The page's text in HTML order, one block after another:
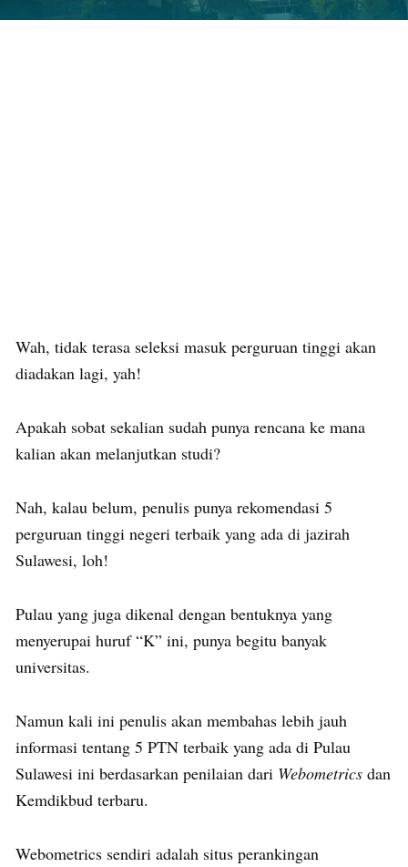
Wah, tidak terasa seleksi masuk perguruan tinggi akan
diadakan lagi, yah!
Apakah sobat sekalian sudah punya rencana ke mana
kalian akan melanjutkan studi?
Nah, kalau belum, penulis punya rekomendasi 5
perguruan tinggi negeri terbaik yang ada di jazirah
Sulawesi, loh!
Pulau yang juga dikenal dengan bentuknya yang
menyerupai huruf “K” ini, punya begitu banyak
universitas.
Namun kali ini penulis akan membahas lebih jauh
informasi tentang 5 PTN terbaik yang ada di Pulau
Sulawesi ini berdasarkan penilaian dari Webometrics dan
Kemdikbud terbaru.
Webometrics sendiri adalah situs perankingan